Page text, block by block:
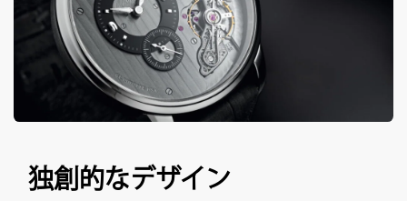
独創的なデザイン